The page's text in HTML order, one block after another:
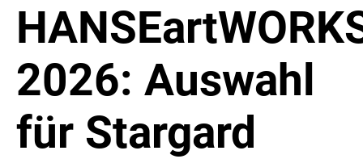
2026: Auswahl
für Stargard